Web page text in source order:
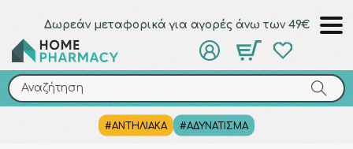
Δωρεάν μεταφορικά για αγορές άνω των 49€
Αναζήτηση
#ΑΝΤΗΛΙΑΚΑ #ΑΔΥΝΑΤΙΣΜΑ
Αναζήτηση